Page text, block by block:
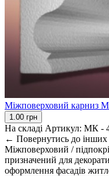
Міжповерховий карниз
1.00 грн
На складі Артикул: МК -
← Повернутись до інших
Міжповерховий /
призначений для
оформлення фасадів